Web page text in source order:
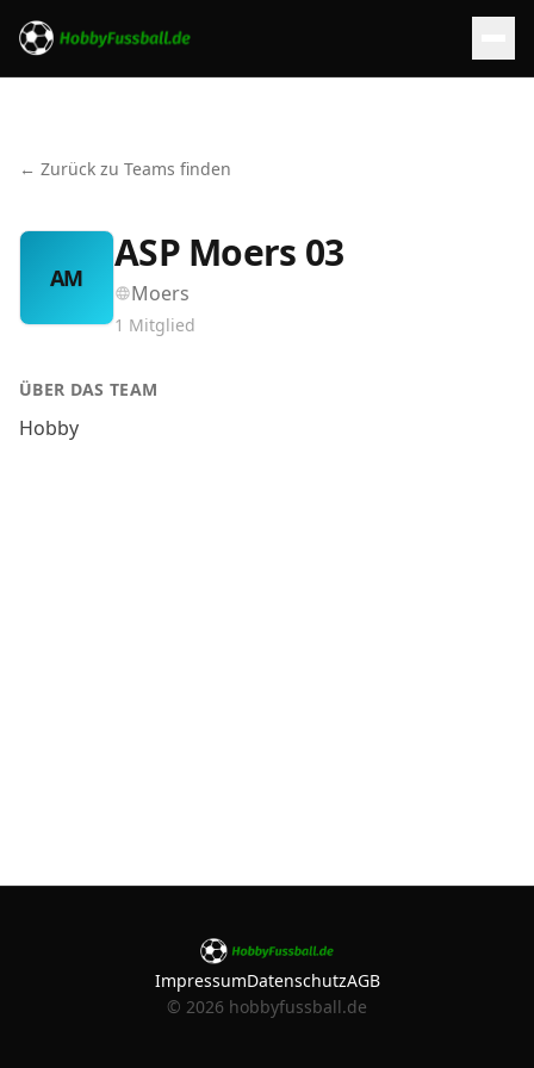
← Zurück zu Teams finden
AM
ASP Moers 03
Moers
1 Mitglied
ÜBER DAS TEAM
Hobby
ImpressumDatenschutzAGB
© 2026 hobbyfussball.de